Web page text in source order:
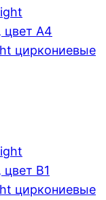
циркониевые
циркониевые